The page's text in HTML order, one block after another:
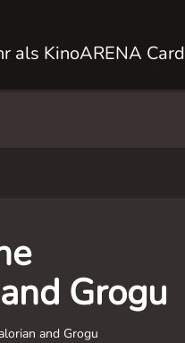
als KinoARENA Card
Grogu
and Grogu